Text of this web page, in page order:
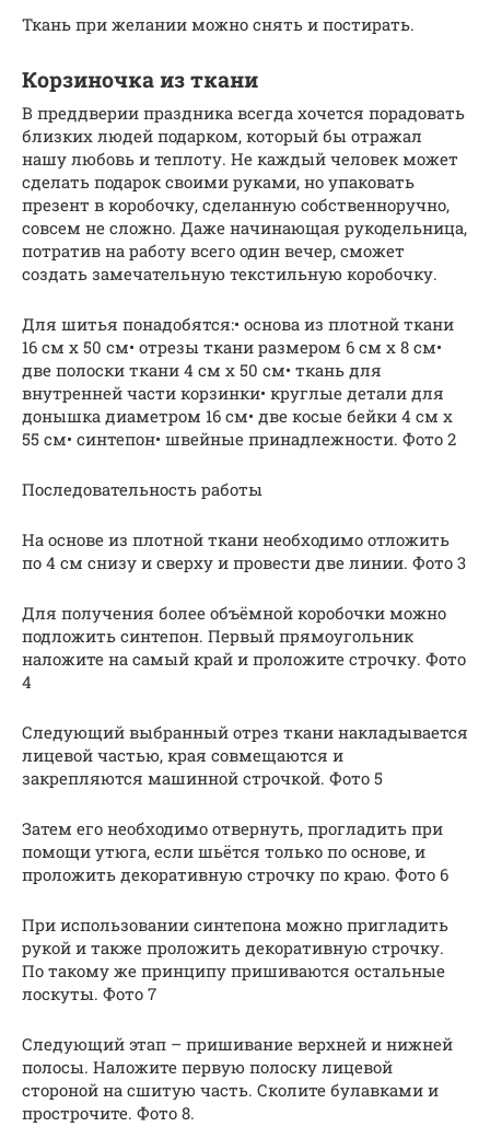
Ткань при желании можно снять и постирать.
Корзиночка из ткани
В преддверии праздника всегда хочется порадовать
близких людей подарком, который бы отражал
нашу любовь и теплоту. Не каждый человек может
сделать подарок своими руками, но упаковать
презент в коробочку, сделанную собственноручно,
совсем не сложно. Даже начинающая рукодельница,
потратив на работу всего один вечер, сможет
создать замечательную текстильную коробочку.
Для шитья понадобятся:• основа из плотной ткани
16 см х 50 см• отрезы ткани размером 6 см х 8 см•
две полоски ткани 4 см х 50 см• ткань для
внутренней части корзинки• круглые детали для
донышка диаметром 16 см• две косые бейки 4 см х
55 см• синтепон• швейные принадлежности. Фото 2
Последовательность работы
На основе из плотной ткани необходимо отложить
по 4 см снизу и сверху и провести две линии. Фото 3
Для получения более объёмной коробочки можно
подложить синтепон. Первый прямоугольник
наложите на самый край и проложите строчку. Фото
4
Следующий выбранный отрез ткани накладывается
лицевой частью, края совмещаются и
закрепляются машинной строчкой. Фото 5
Затем его необходимо отвернуть, прогладить при
помощи утюга, если шьётся только по основе, и
проложить декоративную строчку по краю. Фото 6
При использовании синтепона можно пригладить
рукой и также проложить декоративную строчку.
По такому же принципу пришиваются остальные
лоскуты. Фото 7
Следующий этап – пришивание верхней и нижней
полосы. Наложите первую полоску лицевой
стороной на сшитую часть. Сколите булавками и
прострочите. Фото 8.